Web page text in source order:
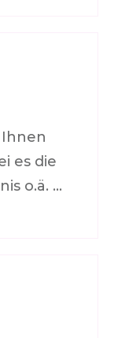
Ihnen
es die
o.ä. …